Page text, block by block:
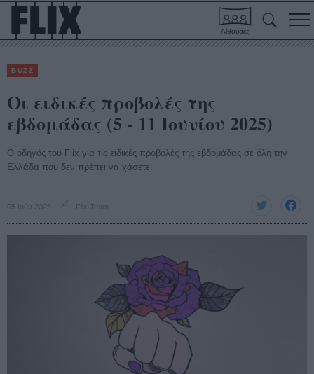
Αίθουσες
BUZZ
Οι ειδικές προβολές της
εβδομάδας (5 - 11 Ιουνίου 2025)
Ο οδηγός του Flix για τις ειδικές προβολές της εβδομάδας σε όλη την
Ελλάδα που δεν πρέπει να χάσετε.
05 Ιούν 2025 Flix Team